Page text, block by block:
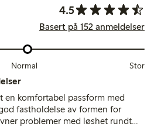
4.5
Basert på 152 anmeldelser
Normal Stor
en komfortabel passform med
fastholdelse av formen for
problemer med løshet rundt